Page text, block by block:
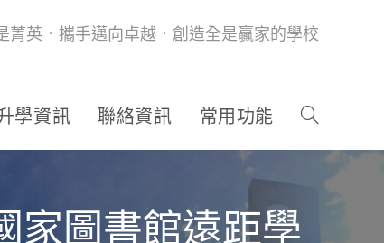
菁英．攜手邁向卓越．創造全是贏家的學校
學資訊 聯絡資訊 常用功能
家圖書館遠距學